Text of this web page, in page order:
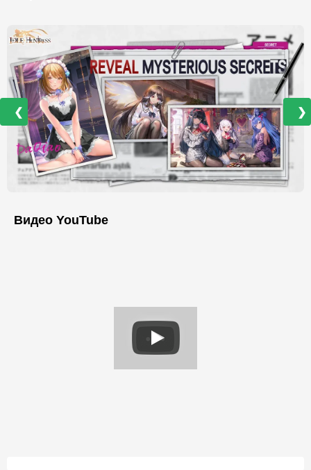
❮ ❯
Видео YouTube